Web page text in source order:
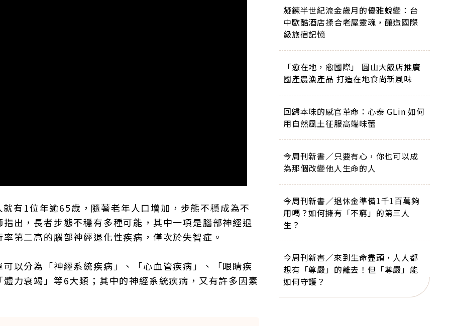
有1位年逾65歲，隨著老年人口增加，步態不穩成為不
出，長者步態不穩有多種可能，其中一項是腦部神經退
第二高的腦部神經退化性疾病，僅次於失智症。
以分為「神經系統疾病」、「心血管疾病」、「眼睛疾
力衰竭」等6大類；其中的神經系統疾病，又有許多因素
凝鍊半世紀流金歲月的優雅蛻變：台
中歐酷酒店揉合老屋靈魂，釀造國際
級旅宿記憶
「愈在地，愈國際」 圓山大飯店推廣
國產農漁產品 打造在地食尚新風味
回歸本味的感官革命：心泰 GLin 如何
用自然風土征服高端味蕾
今周刊新書／只要有心，你也可以成
為那個改變他人生命的人
今周刊新書／退休金準備1千1百萬夠
用嗎？如何擁有「不窮」的第三人
生？
今周刊新書／來到生命盡頭，人人都
想有「尊嚴」的離去！但「尊嚴」能
如何守護？